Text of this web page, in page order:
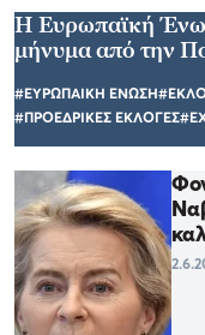
Η Ευρωπαϊκή
μήνυμα από την
#ΕΥΡΩΠΑΙΚΗ ΕΝΩΣΗ
#ΠΡΟΕΔΡΙΚΕΣ ΕΚΛΟΓΕΣ